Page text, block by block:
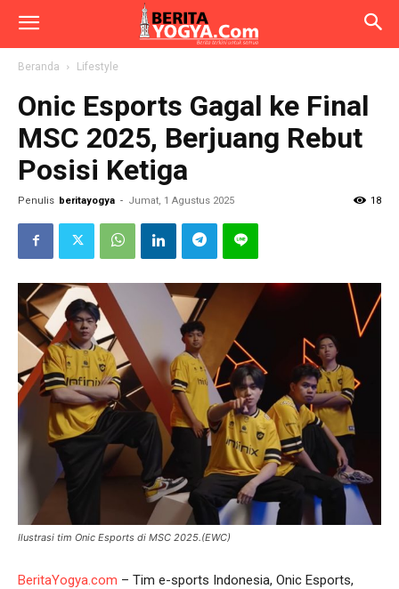
Beranda Lifestyle
Onic Esports Gagal ke Final
MSC 2025, Berjuang Rebut
Posisi Ketiga
Penulis beritayogya - Jumat, 1 Agustus 2025 18
Ilustrasi tim Onic Esports di MSC 2025.(EWC)
BeritaYogya.com – Tim e-sports Indonesia, Onic Esports,